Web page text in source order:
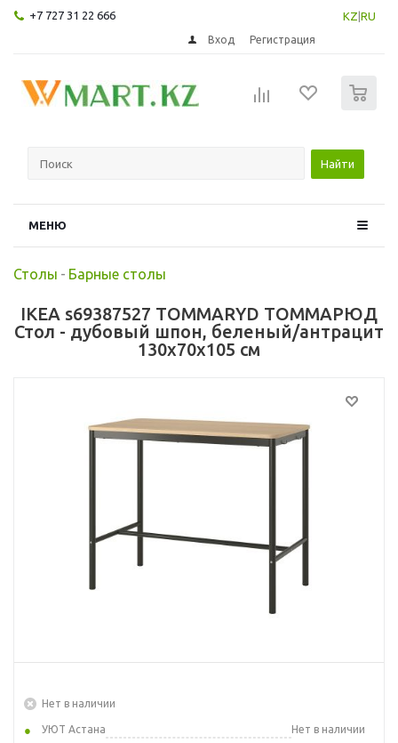
+7 727 31 22 666 KZ RU
Вход Регистрация
Найти
МЕНЮ
Столы - Барные столы
IKEA s69387527 TOMMARYD ТОММАРЮД
Стол - дубовый шпон, беленый/антрацит
130x70x105 см
Нет в наличии
УЮТ Астана
Нет в наличии